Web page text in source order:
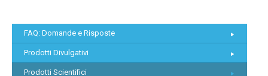
FAQ: Domande e Risposte
Prodotti Divulgativi
Prodotti Scientifici